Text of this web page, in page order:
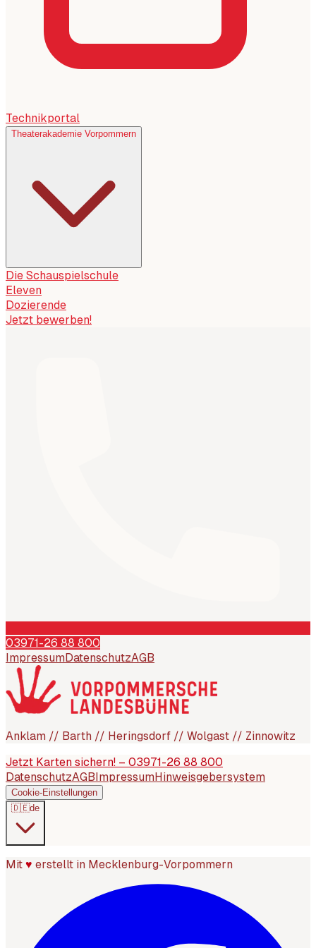
Technikportal
Theaterakademie Vorpommern
Die Schauspielschule
Eleven
Dozierende
Jetzt bewerben!
03971-26 88 800
Impressum DatenschutzAGB
Anklam // Barth // Heringsdorf // Wolgast // Zinnowitz
Jetzt Karten sichern! – 03971-26 88 800
DatenschutzAGB ImpressumHinweisgebersystem
Cookie-Einstellungen
🇩🇪de
Mit ♥ erstellt in Mecklenburg-Vorpommern